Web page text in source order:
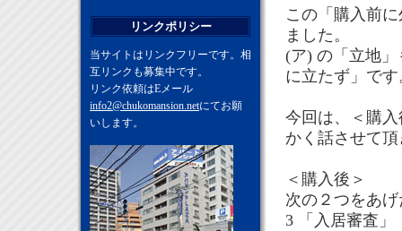
この「購入前
ました。
(ア) の「立地
に立たず」です
今回は、＜購
かく話させて
＜購入後＞
次の２つをあ
3 「入居審査
リンクポリシー
当サイトはリンクフリーです。相
互リンクも募集中です。
リンク依頼はEメール
info2@chukomansion.netにてお願
いします。